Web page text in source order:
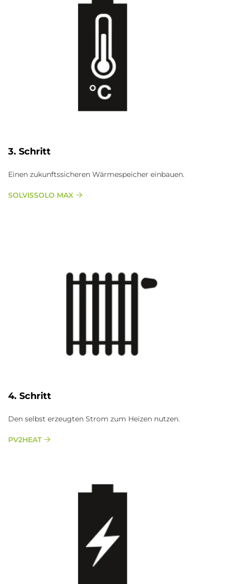
3. Schritt
Einen zukunftssicheren Wärmespeicher einbauen.
SOLVISSOLO MAX
4. Schritt
Den selbst erzeugten Strom zum Heizen nutzen.
PV2HEAT